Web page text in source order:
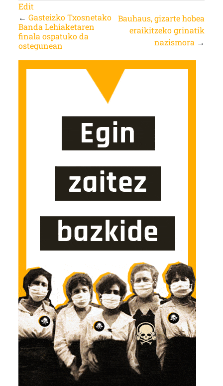
Edit
← Gasteizko Txosnetako
Banda Lehiaketaren
finala ospatuko da
ostegunean
Bauhaus, gizarte hobea
eraikitzeko grinatik
nazismora →